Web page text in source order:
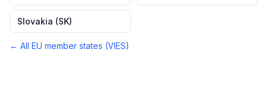
Slovakia (SK)
← All EU member states (VIES)